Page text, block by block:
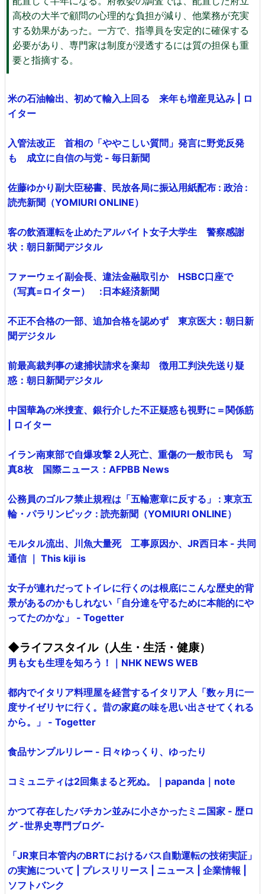
高校の大半で顧問の心理的な負担が減り、他業務が充実
する効果があった。一方で、指導員を安定的に確保する
必要があり、専門家は制度が浸透するには質の担保も重
要と指摘する。
米の石油輸出、初めて輸入上回る 来年も増産見込み | ロ
イター
入管法改正 首相の「ややこしい質問」発言に野党反発
も 成立に自信の与党 - 毎日新聞
佐藤ゆかり副大臣秘書、民放各局に振込用紙配布 : 政治 :
読売新聞（YOMIURI ONLINE）
客の飲酒運転を止めたアルバイト女子大学生 警察感謝
状：朝日新聞デジタル
ファーウェイ副会長、違法金融取引か HSBC口座で
（写真=ロイター） :日本経済新聞
不正不合格の一部、追加合格を認めず 東京医大：朝日新
聞デジタル
前最高裁判事の逮捕状請求を棄却 徴用工判決先送り疑
惑：朝日新聞デジタル
中国華為の米捜査、銀行介した不正疑惑も視野に＝関係筋
| ロイター
イラン南東部で自爆攻撃 2人死亡、重傷の一般市民も 写
真8枚 国際ニュース：AFPBB News
公務員のゴルフ禁止規程は「五輪憲章に反する」 : 東京五
輪・パラリンピック : 読売新聞（YOMIURI ONLINE）
モルタル流出、川魚大量死 工事原因か、JR西日本 - 共同
通信 ｜ This kiji is
女子が連れだってトイレに行くのは根底にこんな歴史的背
景があるのかもしれない「自分達を守るために本能的にや
ってたのかな」 - Togetter
◆ライフスタイル（人生・生活・健康）
男も女も生理を知ろう！｜NHK NEWS WEB
都内でイタリア料理屋を経営するイタリア人「数ヶ月に一
度サイゼリヤに行く。昔の家庭の味を思い出させてくれる
から。」 - Togetter
食品サンプルリレー - 日々ゆっくり、ゆったり
コミュニティは2回集まると死ぬ。｜papanda｜note
かつて存在したバチカン並みに小さかったミニ国家 - 歴ロ
グ -世界史専門ブログ-
「JR東日本管内のBRTにおけるバス自動運転の技術実証」
の実施について | プレスリリース | ニュース | 企業情報 |
ソフトバンク